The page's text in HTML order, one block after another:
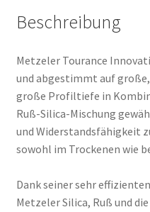
Beschreibung
Metzeler Tourance
und abgestimmt auf
große Profiltiefe in
Ruß-Silica-Mischung
und Widerstandsfähigkeit
sowohl im Trockenen wie
Dank seiner sehr
Metzeler Silica, Ruß und